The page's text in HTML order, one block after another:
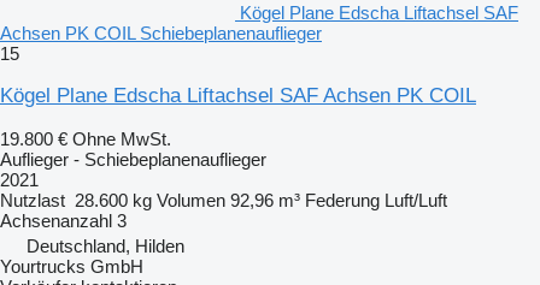
Kögel Plane Edscha Liftachsel SAF
Achsen PK COIL Schiebeplanenauflieger
15
Kögel Plane Edscha Liftachsel SAF Achsen PK COIL
19.800 € Ohne MwSt.
Auflieger - Schiebeplanenauflieger
2021
Nutzlast 28.600 kg Volumen 92,96 m³ Federung Luft/Luft
Achsenanzahl 3
Deutschland, Hilden
Yourtrucks GmbH